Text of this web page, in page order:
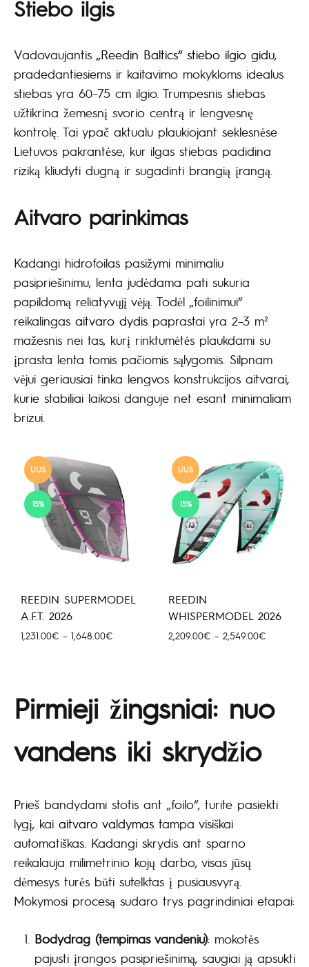
Stiebo ilgis
Vadovaujantis „Reedin Baltics“ stiebo ilgio gidu,
pradedantiesiems ir kaitavimo mokykloms idealus
stiebas yra 60–75 cm ilgio. Trumpesnis stiebas
užtikrina žemesnį svorio centrą ir lengvesnę
kontrolę. Tai ypač aktualu plaukiojant seklesnėse
Lietuvos pakrantėse, kur ilgas stiebas padidina
riziką kliudyti dugną ir sugadinti brangią įrangą.
Aitvaro parinkimas
Kadangi hidrofoilas pasižymi minimaliu
pasipriešinimu, lenta judėdama pati sukuria
papildomą reliatyvųjį vėją. Todėl „foilinimui“
reikalingas aitvaro dydis paprastai yra 2–3 m²
mažesnis nei tas, kurį rinktumėtės plaukdami su
įprasta lenta tomis pačiomis sąlygomis. Silpnam
vėjui geriausiai tinka lengvos konstrukcijos aitvarai,
kurie stabiliai laikosi danguje net esant minimaliam
brizui.
UUS
15%
REEDIN SUPERMODEL
A.F.T. 2026
1,231.00€ – 1,648.00€Hinnavahemik:
UUS
15%
REEDIN
WHISPERMODEL 2026
2,209.00€ – 2,549.00€
Pirmieji žingsniai: nuo
vandens iki skrydžio
Prieš bandydami stotis ant „foilo“, turite pasiekti
lygį, kai aitvaro valdymas tampa visiškai
automatiškas. Kadangi skrydis ant sparno
reikalauja milimetrinio kojų darbo, visas jūsų
dėmesys turės būti sutelktas į pusiausvyrą.
Mokymosi procesą sudaro trys pagrindiniai etapai:
Bodydrag (tempimas vandeniu): mokotės
pajusti įrangos pasipriešinimą, saugiai ją apsukti